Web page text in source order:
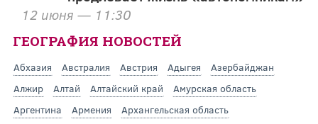
12 июня — 11:30
ГЕОГРАФИЯ НОВОСТЕЙ
Абхазия Австралия Австрия Адыгея
Азербайджан
Алжир
Алтай Алтайский край
Амурская область
Аргентина
Армения
Архангельская область